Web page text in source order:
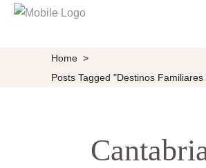
Home >
Posts Tagged "destinos